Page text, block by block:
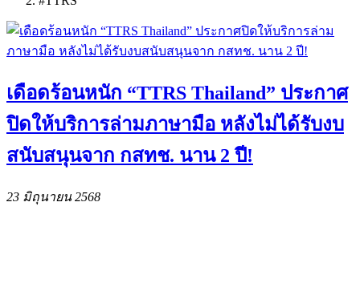
เดือดร้อนหนัก “TTRS Thailand” ประกาศ
ปิดให้บริการล่ามภาษามือ หลังไม่ได้รับงบ
สนับสนุนจาก กสทช. นาน 2 ปี!
23 มิถุนายน 2568